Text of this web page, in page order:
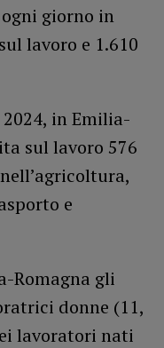
giorno in
lavoro e 1.610
in Emilia-
sul lavoro 576
e
Romagna gli
donne (11,
lavoratori nati